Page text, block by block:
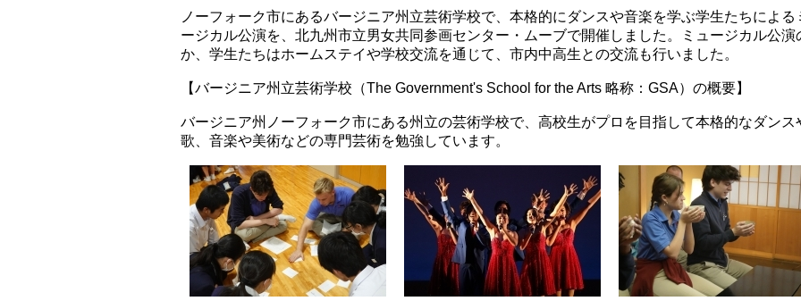
ノーフォーク市にあるバージニア州立芸術学校で、本格的にダンスや音楽を学ぶ学生たちによる
ージカル公演を、北九州市立男女共同参画センター・ムーブで開催しました。ミュージカル公演
か、学生たちはホームステイや学校交流を通じて、市内中高生との交流も行いました。
【バージニア州立芸術学校（The Government's School for the Arts 略称：GSA）の概要】
バージニア州ノーフォーク市にある州立の芸術学校で、高校生がプロを目指して本格的なダンス
歌、音楽や美術などの専門芸術を勉強しています。